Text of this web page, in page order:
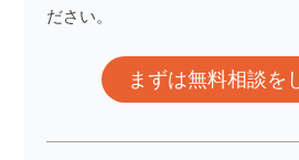
ださい。
まずは無料相談を